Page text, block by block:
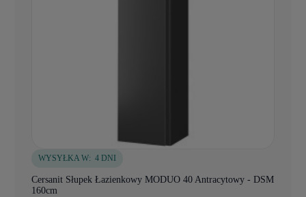
WYSYŁKA W: 4 DNI
Cersanit Słupek Łazienkowy MODUO 40 Antracytowy - DSM
160cm